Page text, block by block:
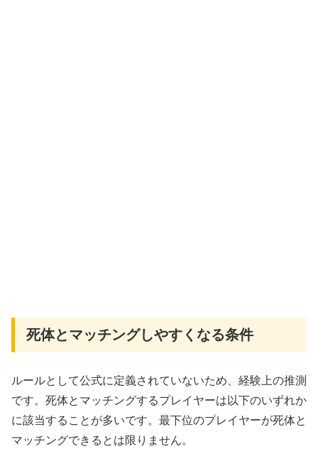
死体とマッチングしやすくなる条件
ルールとして公式に定義されていないため、経験上の推測
です。死体とマッチングするプレイヤーは以下のいずれか
に該当することが多いです。最下位のプレイヤーが死体と
マッチングできるとは限りません。